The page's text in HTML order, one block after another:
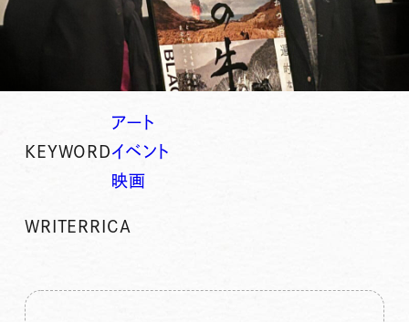
KEYWORD
アート
イベント
映画
WRITER RICA